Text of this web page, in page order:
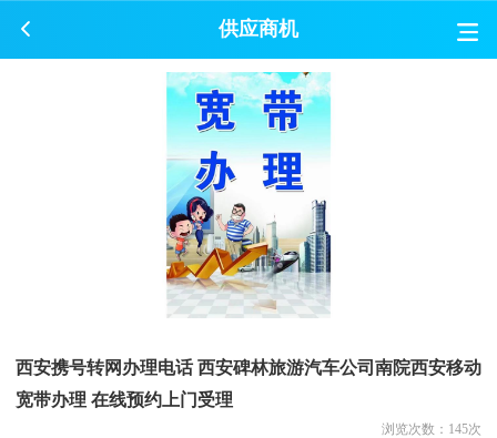
供应商机
西安携号转网办理电话 西安碑林旅游汽车公司南院西安移动
宽带办理 在线预约上门受理
浏览次数： 145次